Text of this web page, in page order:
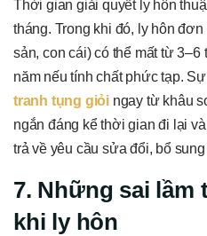
Thời gian giải quyết ly hôn
tháng. Trong khi đó, ly hôn
sản, con cái) có thể mất từ
năm nếu tính chất phức tạp.
tranh tụng giỏi ngay từ khâu
ngắn đáng kể thời gian đi lại
trả về yêu cầu sửa đổi, bổ
7. Những sai lầm
khi ly hôn